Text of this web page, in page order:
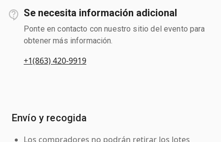
Se necesita información adicional
Ponte en contacto con nuestro sitio del evento para
obtener más información.
+1(863) 420-9919
Envío y recogida
Los compradores no podrán retirar los lotes